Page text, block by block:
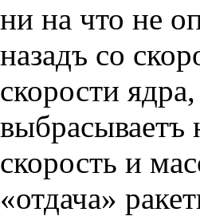
ни на что не
назадъ со
скорости
выбрасываетъ
скорость и
«отдача»